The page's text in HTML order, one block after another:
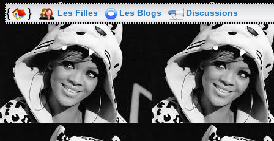
Les Filles Les Blogs Discussions